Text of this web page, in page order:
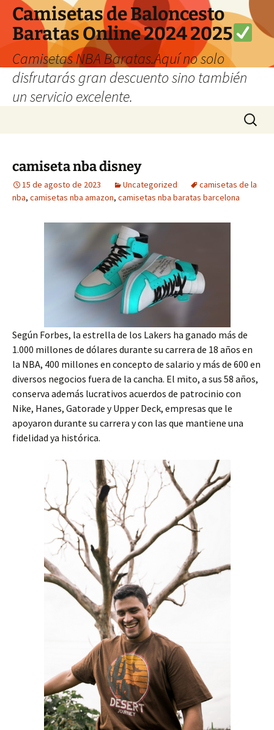
Camisetas de Baloncesto
Baratas Online 2024 2025
Camisetas NBA Baratas.Aquí no solo
disfrutarás gran descuento sino también
un servicio excelente.
Buscar:
camiseta nba disney
15 de agosto de 2023 Uncategorized
camisetas de la
nba, camisetas nba amazon, camisetas nba baratas barcelona
Según Forbes, la estrella de los Lakers ha ganado más de
1.000 millones de dólares durante su carrera de 18 años en
la NBA, 400 millones en concepto de salario y más de 600 en
diversos negocios fuera de la cancha. El mito, a sus 58 años,
conserva además lucrativos acuerdos de patrocinio con
Nike, Hanes, Gatorade y Upper Deck, empresas que le
apoyaron durante su carrera y con las que mantiene una
fidelidad ya histórica.